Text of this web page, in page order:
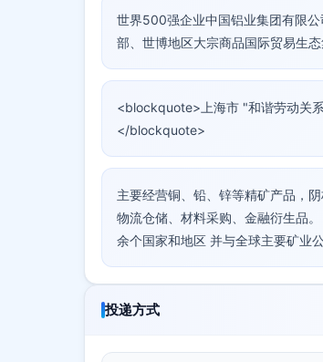
世界500强企业中国铝业集团有限
部、世博地区大宗商品国际贸易生
<blockquote>上海市 "和谐劳动关
</blockquote>
主要经营铜、铅、锌等精矿产品，
物流仓储、材料采购、金融衍生品
余个国家和地区 并与全球主要矿业
投递方式